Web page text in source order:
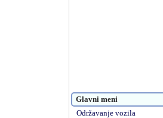
Glavni meni
Održavanje vozila